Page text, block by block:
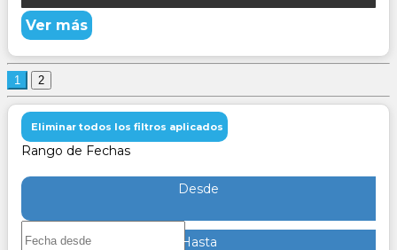
Ver más
1 2
Eliminar todos los filtros aplicados
Rango de Fechas
Desde
Hasta